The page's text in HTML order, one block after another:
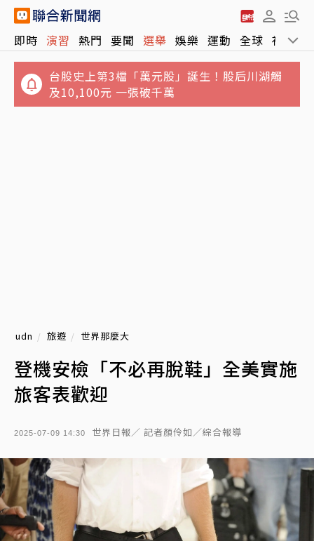
即時 演習 熱門 要聞 選舉 娛樂 運動 全球 社會
台股史上第3檔「萬元股」誕生！股后川湖觸
及10,100元 一張破千萬
udn 旅遊 世界那麼大
登機安檢「不必再脫鞋」全美實施
旅客表歡迎
2025-07-09 14:30 世界日報／ 記者顏伶如／綜合報導